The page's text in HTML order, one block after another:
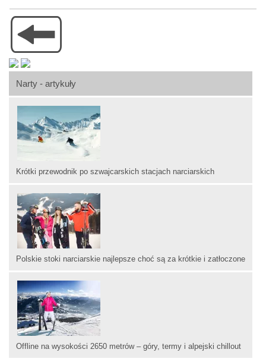
Narty - artykuły
Krótki przewodnik po szwajcarskich stacjach narciarskich
Polskie stoki narciarskie najlepsze choć są za krótkie i zatłoczone
Offline na wysokości 2650 metrów – góry, termy i alpejski chillout